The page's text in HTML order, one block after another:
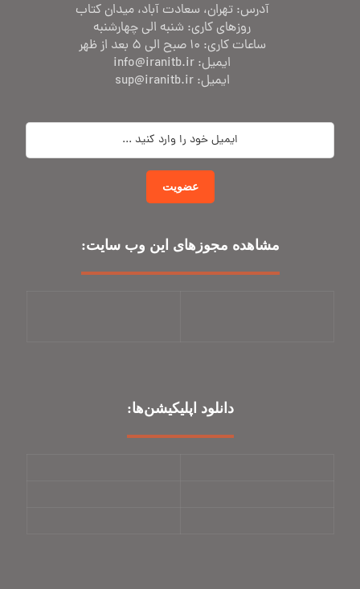
آدرس: تهران، سعادت آباد، میدان کتاب
روز‌های کاری: شنبه الی چهارشنبه
ساعات کاری: 10 صبح الی 5 بعد از ظهر
ایمیل: info@iranitb.ir
ایمیل: sup@iranitb.ir
عضویت
مشاهده مجوز‌های این وب سایت:
دانلود اپلیکیشن‌ها: